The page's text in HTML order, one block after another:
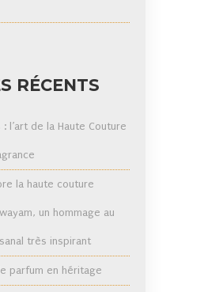
RÉCENTS
l’art de la Haute Couture
la haute couture
un hommage au
très inspirant
parfum en héritage